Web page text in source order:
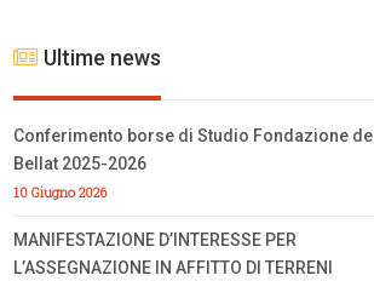
Ultime news
Conferimento borse di Studio Fondazione de
Bellat 2025-2026
10 Giugno 2026
MANIFESTAZIONE D’INTERESSE PER
L’ASSEGNAZIONE IN AFFITTO DI TERRENI